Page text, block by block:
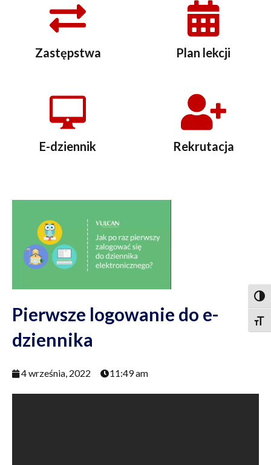
Zastępstwa Plan lekcji
E-dziennik Rekrutacja
Pierwsze logowanie do e-
dziennika
4 września, 2022 11:49 am